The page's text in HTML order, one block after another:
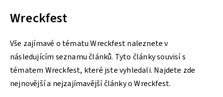
Wreckfest
Vše zajímavé o tématu Wreckfest naleznete v
následujícím seznamu článků. Tyto články souvisí s
tématem Wreckfest, které jste vyhledali. Najdete zde
nejnovější a nejzajímavější články o Wreckfest.